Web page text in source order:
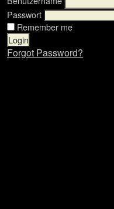
Passwort
Remember me
Forgot Password?